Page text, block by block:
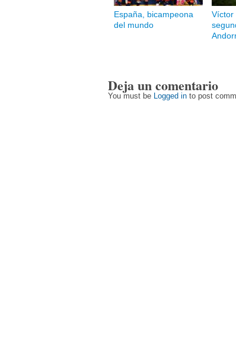
España, bicampeona
del mundo
Víctor
Deja un comentario
You must be Logged in to post